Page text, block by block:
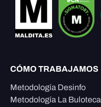
CÓMO TRABAJAMOS
Metodología Desinfo
Metodología La Buloteca